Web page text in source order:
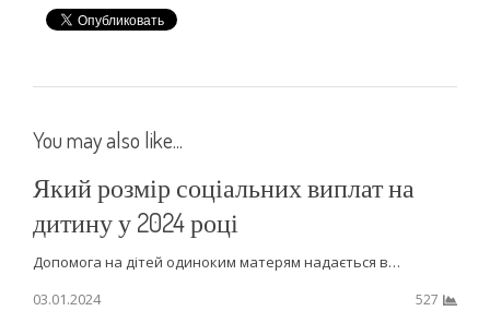
You may also like...
Який розмір соціальних виплат на
дитину у 2024 році
Допомога на дітей одиноким матерям надається в…
03.01.2024
527